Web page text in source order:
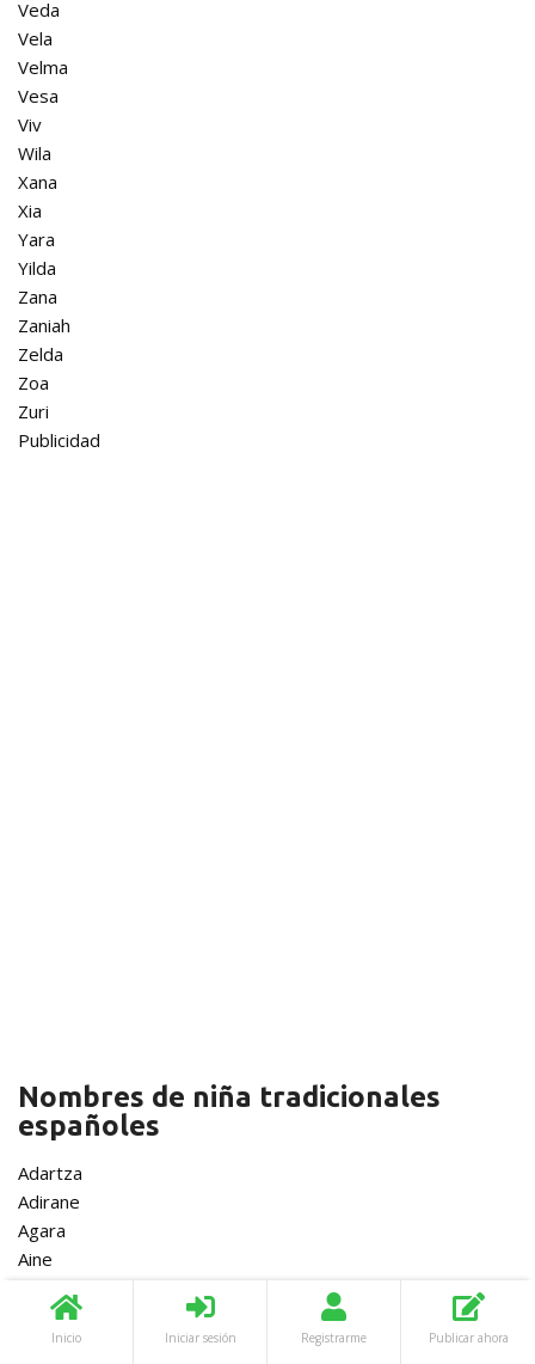
Inicio Iniciar sesión Registrarme Publicar ahora
Veda
Vela
Velma
Vesa
Viv
Wila
Xana
Xia
Yara
Yilda
Zana
Zaniah
Zelda
Zoa
Zuri
Publicidad
Nombres de niña tradicionales
españoles
Adartza
Adirane
Agara
Aine
Albane
Aldara